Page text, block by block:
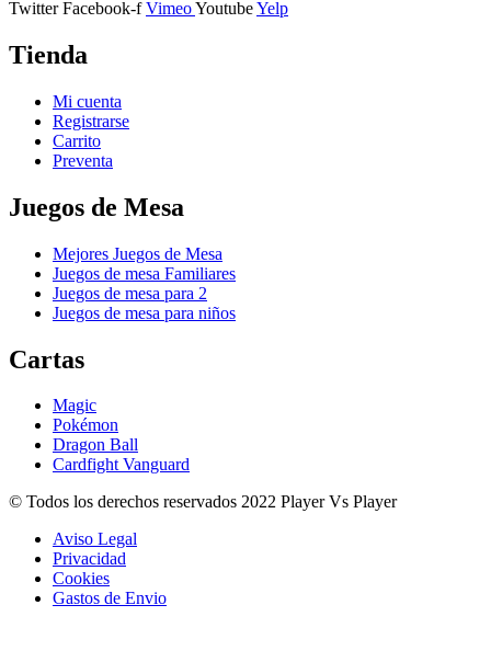
Twitter Facebook-f VimeoYoutubeYelp
Tienda
Mi cuenta
Registrarse
Carrito
Preventa
Juegos de Mesa
Mejores Juegos de Mesa
Juegos de mesa Familiares
Juegos de mesa para 2
Juegos de mesa para niños
Cartas
Magic
Pokémon
Dragon Ball
Cardfight Vanguard
© Todos los derechos reservados 2022 Player Vs Player
Aviso Legal
Privacidad
Cookies
Gastos de Envio